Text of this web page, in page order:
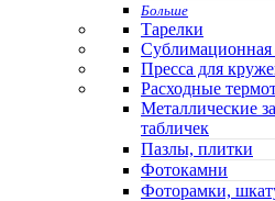
Больше
Тарелки
Сублимационная
Пресса для
Расходные
Металлические
табличек
Пазлы, плитки
Фотокамни
Фоторамки,